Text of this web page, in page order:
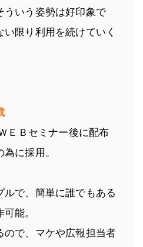
ういう姿勢は好印象で
限り利用を続けていく
ＥＢセミナー後に配布
に採用。
ルで、簡単に誰でもある
能。
ので、マケや広報担当者